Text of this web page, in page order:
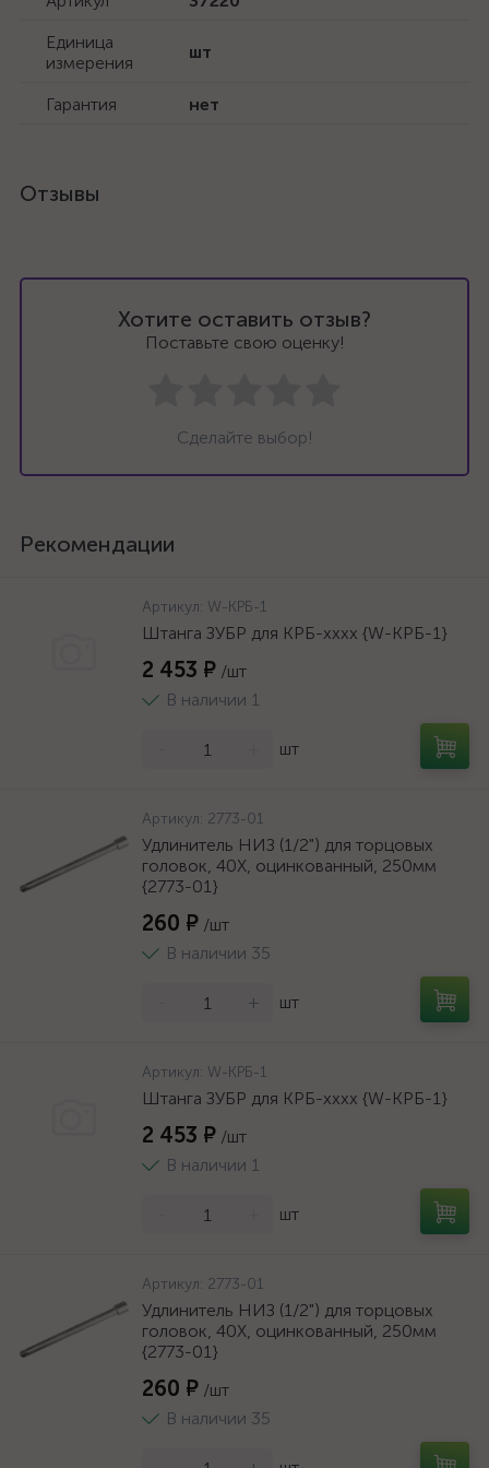
Единица
измерения
шт
Гарантия нет
Отзывы
Хотите оставить отзыв?
Поставьте свою оценку!
Сделайте выбор!
Рекомендации
Артикул: W-КРБ-1
Штанга ЗУБР для КРБ-хххх {W-КРБ-1}
2 453 ₽ /шт
В наличии 1
шт
Артикул: 2773-01
Удлинитель НИЗ (1/2") для торцовых
головок, 40Х, оцинкованный, 250мм
{2773-01}
260 ₽ /шт
В наличии 35
+ шт
Артикул: W-КРБ-1
Штанга ЗУБР для КРБ-хххх {W-КРБ-1}
2 453 ₽ /шт
В наличии 1
шт
Артикул: 2773-01
Удлинитель НИЗ (1/2") для торцовых
головок, 40Х, оцинкованный, 250мм
{2773-01}
260 ₽ /шт
В наличии 35